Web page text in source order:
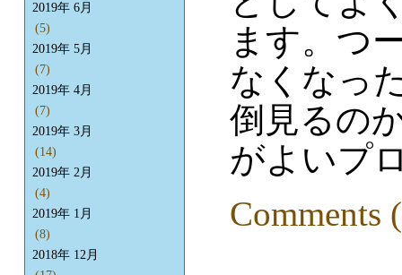
ます。つ
なくなっ
倒見るの
がよいプ
Comments
2019年 6月
(5)
2019年 5月
(7)
2019年 4月
(7)
2019年 3月
(14)
2019年 2月
(4)
2019年 1月
(8)
2018年 12月